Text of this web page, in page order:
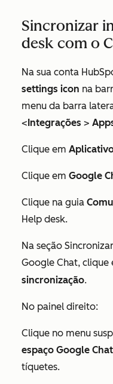
Sincronizar
desk com o
Na sua conta
settings icon na
menu da barra
<Integrações >
Clique em
Clique em Google
Clique na guia
Help desk.
Na seção
Google Chat, clique
sincronização.
No painel direito:
Clique no menu
espaço Google Chat
tíquetes.